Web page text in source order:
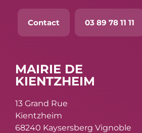
Contact 03 89 78 11 11
MAIRIE DE
KIENTZHEIM
13 Grand Rue
Kientzheim
68240 Kaysersberg Vignoble